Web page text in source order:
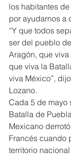
los habitantes
por ayudarnos a
“Y que todos
ser del pueblo
Aragón, que
que viva la
viva México”,
Lozano.
Cada 5 de mayo
Batalla de
Mexicano
Francés cuando
territorio